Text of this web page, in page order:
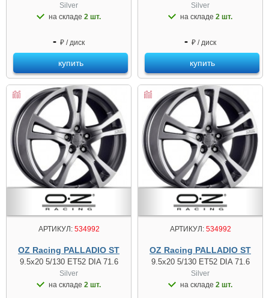
Silver
на складе 2 шт.
- ₽ / диск
купить
Silver
на складе 2 шт.
- ₽ / диск
купить
АРТИКУЛ:534992
OZ Racing PALLADIO ST
9.5x20 5/130 ET52 DIA 71.6
Silver
на складе 2 шт.
АРТИКУЛ:534992
OZ Racing PALLADIO ST
9.5x20 5/130 ET52 DIA 71.6
Silver
на складе 2 шт.